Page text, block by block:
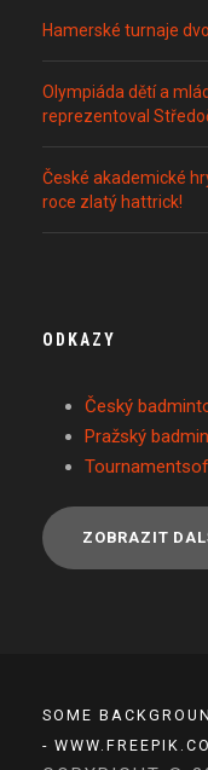
Hamerské turnaje
Olympiáda dětí a
reprezentoval
České akademické
roce zlatý hattrick!
ODKAZY
Český
Pražský
ZOBRAZIT
SOME
-